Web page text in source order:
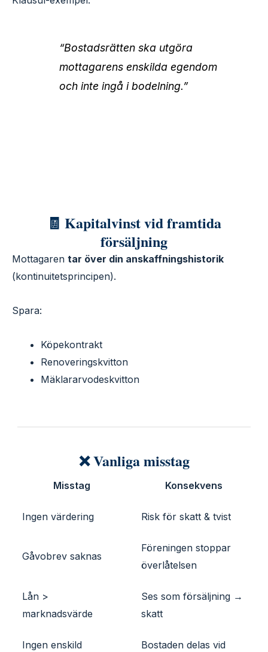
“Bostadsrätten ska utgöra
mottagarens enskilda egendom
och inte ingå i bodelning.”
🧾 Kapitalvinst vid framtida
försäljning
Mottagaren tar över din anskaffningshistorik
(kontinuitetsprincipen).
Spara:
Köpekontrakt
Renoveringskvitton
Mäklararvodeskvitton
❌ Vanliga misstag
Misstag Konsekvens
Ingen värdering Risk för skatt & tvist
Gåvobrev saknas
Föreningen stoppar
överlåtelsen
Lån >
marknadsvärde
Ses som försäljning →
skatt
Ingen enskild
Bostaden delas vid